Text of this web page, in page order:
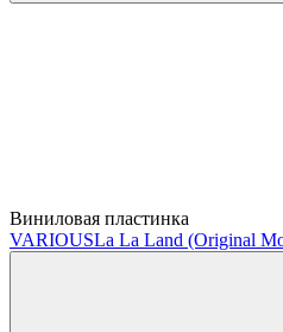
Виниловая пластинка
VARIOUSLa La Land (Original